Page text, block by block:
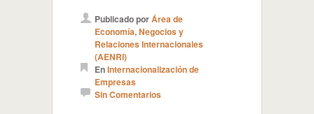
Publicado porÁrea de
Economía, Negocios y
Relaciones Internacionales
(AENRI)
EnInternacionalización de
Empresas
Sin Comentarios